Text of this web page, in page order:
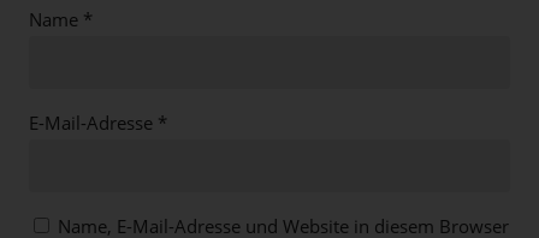
Name *
E-Mail-Adresse *
Name, E-Mail-Adresse und Website in diesem Browser